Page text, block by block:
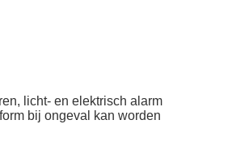
licht- en elektrisch alarm
bij ongeval kan worden